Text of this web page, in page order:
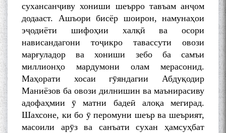
сухансанҷиву хониши шеърро тавъам анҷом
додааст. Ашъори бисёр шоирон, намунаҳои
эҷодиёти шифоҳии халқӣ ва осори
нависандагони тоҷикро тавассути овози
марғуладор ва хониши зебо ба самъи
миллионҳо мардумони олам мерасонид.
Маҳорати хосаи гӯяндагии Абдуқодир
Маниёзов ба овози дилнишин ва маънирасиву
адофаҳмии ӯ матни бадеӣ алоқа мегирад.
Шахсоне, ки бо ӯ перомуни шеър ва шеърият,
масоили арӯз ва санъати сухан ҳамсуҳбат